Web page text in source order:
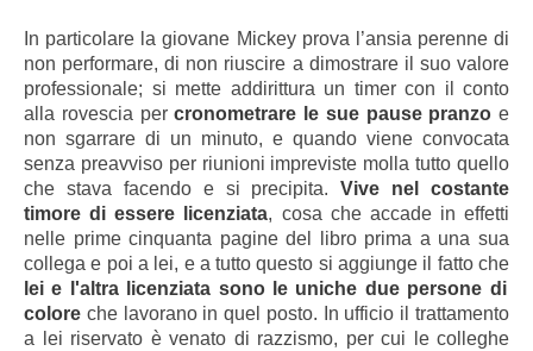
In particolare la giovane Mickey prova l’ansia perenne di
non performare, di non riuscire a dimostrare il suo valore
professionale; si mette addirittura un timer con il conto
alla rovescia percronometrare le sue pause pranzo e
non sgarrare di un minuto, e quando viene convocata
senza preavviso per riunioni impreviste molla tutto quello
che stava facendo e si precipita.Vive nel costante
timore di essere licenziata, cosa che accade in effetti
nelle prime cinquanta pagine del libro prima a una sua
collega e poi a lei, e a tutto questo si aggiunge il fatto che
lei e l'altra licenziata sono le uniche due persone di
colore che lavorano in quel posto. In ufficio il trattamento
a lei riservato è venato di razzismo, per cui le colleghe